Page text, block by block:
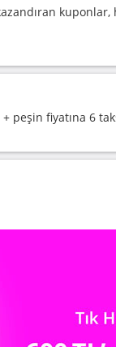
peşin fiyatına 6